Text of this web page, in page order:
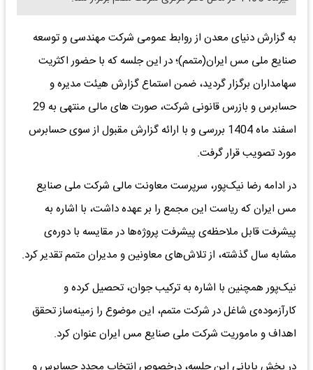
به گزارش دنیای معدن از روابط عمومی شرکت مهندسی و توسعه
صنایع ملی مس ایران(متمم)؛ در این جلسه که با حضور اکثریت
سهامداران برگزار گردید، ضمن استماع گزارش هیئت مدیره و
حسابرس و بازرس قانونی شرکت، صورت های مالی منتهی به 29
اسفند ماه 1404 بررسی و با ارائه گزارش مقبول از سوی حسابرس
مورد تصویب قرار گرفت.
در ادامه رضا نیک‌پور، سرپرست معاونت مالی شرکت ملی صنایع
مس ایران که ریاست این مجمع را بر عهده داشت، با اشاره به
پیشرفت قابل ملاحظه‌ی پیشرفت پروژه‌ها در مقایسه با دوره‌ی
مشابه سال گذشته، از تلاش‌های معاونین و مدیران متمم تقدیر کرد.
نیک‌پور همچنین با اشاره به ترکیب جوان، تحصیل کرده و
کارآزموده‌ی شاغل در شرکت متمم، این موضوع را زمینه‌ساز تحقق
اهداف و ماموریت شرکت ملی صنایع مس ایران عنوان کرد.